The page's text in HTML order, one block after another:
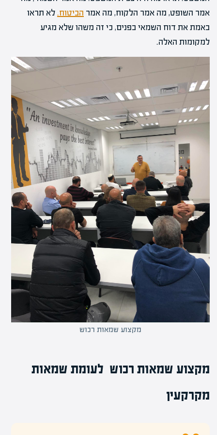
אמר השופט, מה אמר הלקוח, מה אמר הביטוח.לא תראו
באמת את דוח השמאי בפנים, כי זה משהו שלא מגיע
למקומות האלה.
מקצוע שמאות רכוש
מקצוע שמאות רכוש לעומת שמאות
מקרקעין